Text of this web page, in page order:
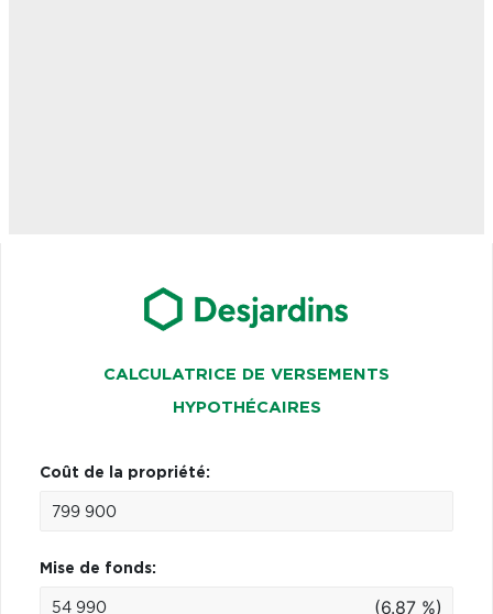
CALCULATRICE DE VERSEMENTS
HYPOTHÉCAIRES
Coût de la propriété:
Mise de fonds:
(6.87 %)